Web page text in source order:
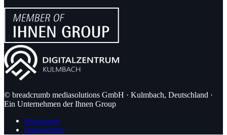
© breadcrumb mediasolutions GmbH · Kulmbach, Deutschland ·
Ein Unternehmen der Ihnen Group
Impressum
Datenschutz